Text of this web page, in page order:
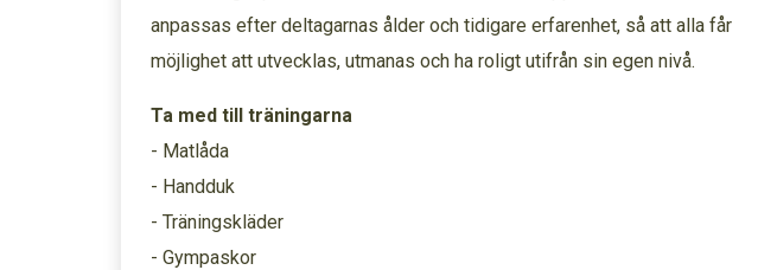
anpassas efter deltagarnas ålder och tidigare erfarenhet, så att alla får
möjlighet att utvecklas, utmanas och ha roligt utifrån sin egen nivå.
Ta med till träningarna
- Matlåda
- Handduk
- Träningskläder
- Gympaskor